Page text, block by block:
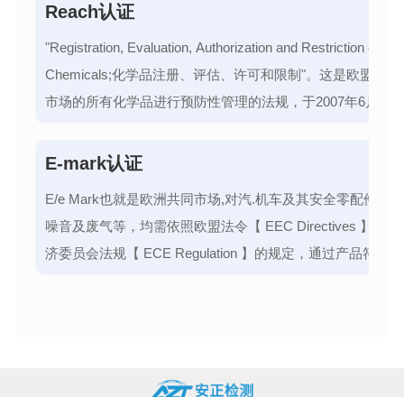
Reach认证
"Registration, Evaluation, Authorization and Restriction of
Chemicals;化学品注册、评估、许可和限制"。这是欧盟对进
市场的所有化学品进行预防性管理的法规，于2007年6月1日
E-mark认证
E/e Mark也就是欧洲共同市场,对汽.机车及其安全零配件产
噪音及废气等，均需依照欧盟法令【 EEC Directives 】与欧
济委员会法规【 ECE Regulation 】的规定，通过产品符合